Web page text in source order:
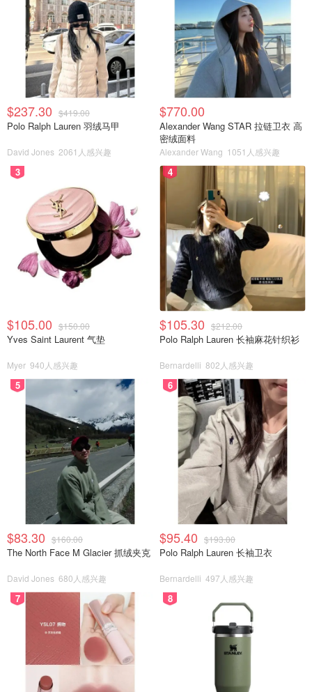
$237.30 $419.00
Polo Ralph Lauren 羽绒马甲
David Jones 2061人感兴趣
$770.00
Alexander Wang STAR 拉链卫衣 高
密绒面料
Alexander Wang 1051人感兴趣
3
$105.00 $150.00
Yves Saint Laurent 气垫
Myer 940人感兴趣
4
$105.30 $212.00
Polo Ralph Lauren 长袖麻花针织衫
Bernardelli 802人感兴趣
5
$83.30 $160.00
The North Face M Glacier 抓绒夹克
David Jones 680人感兴趣
6
$95.40 $193.00
Polo Ralph Lauren 长袖卫衣
Bernardelli 497人感兴趣
7 8